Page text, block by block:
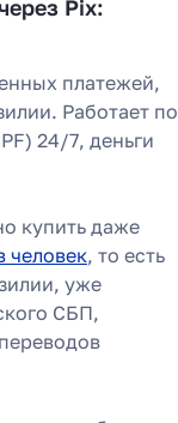
Pix:
платежей,
Работает по
24/7, деньги
купить даже
человек, то есть
уже
СБП,